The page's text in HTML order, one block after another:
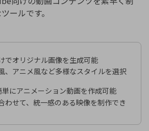
ールです。
でオリジナル画像を生成可能
、アニメ風など多様なスタイルを選択
にアニメーション動画を作成可能
わせて、統一感のある映像を制作でき